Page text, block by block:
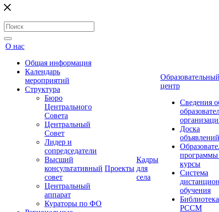
О нас
Общая информация
Календарь
мероприятий
Структура
Бюро
Центрального
Совета
Центральный
Совет
Лидер и
сопредседатели
Высший
консультативный
совет
Центральный
аппарат
Кураторы по ФО
Проекты
Кадры
для
села
центр
Сведения
Доска
объявлений
курсы
Система
обучения
Библиотека
РССМ